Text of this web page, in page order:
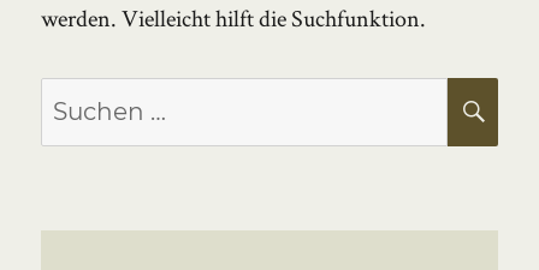
werden. Vielleicht hilft die Suchfunktion.
Suchen
nach: